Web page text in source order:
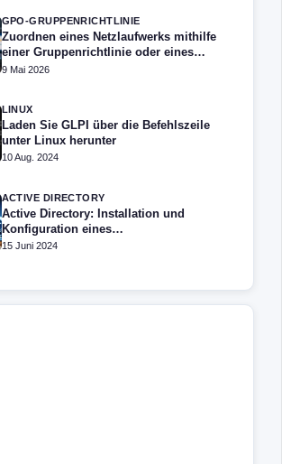
GPO-GRUPPENRICHTLINIE
Zuordnen eines Netzlaufwerks mithilfe
einer Gruppenrichtlinie oder eines
Skripts in Active Directory
9 Mai 2026
LINUX
Laden Sie GLPI über die Befehlszeile
unter Linux herunter
10 Aug. 2024
ACTIVE DIRECTORY
Active Directory: Installation und
Konfiguration eines
Domänencontrollers
15 Juni 2024